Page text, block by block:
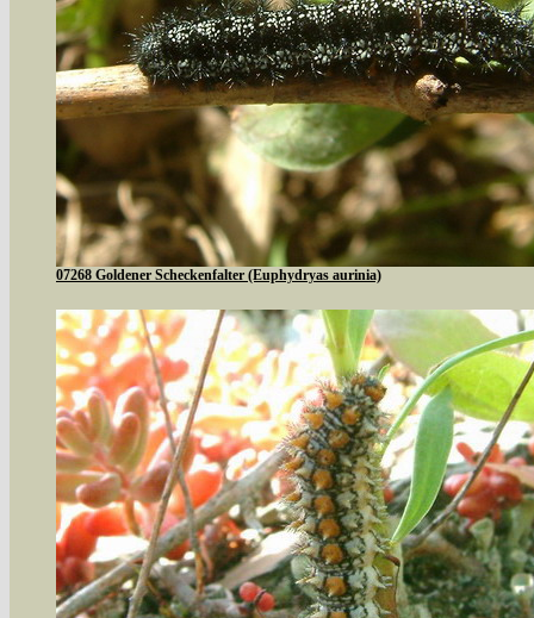
07268 Goldener Scheckenfalter (Euphydryas aurinia)